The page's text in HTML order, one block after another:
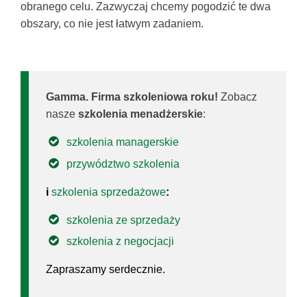
obranego celu. Zazwyczaj chcemy pogodzić te dwa
obszary, co nie jest łatwym zadaniem.
Gamma. Firma szkoleniowa roku! Zobacz
nasze szkolenia menadżerskie:
szkolenia managerskie
przywództwo szkolenia
i szkolenia sprzedażowe:
szkolenia ze sprzedaży
szkolenia z negocjacji
Zapraszamy serdecznie.